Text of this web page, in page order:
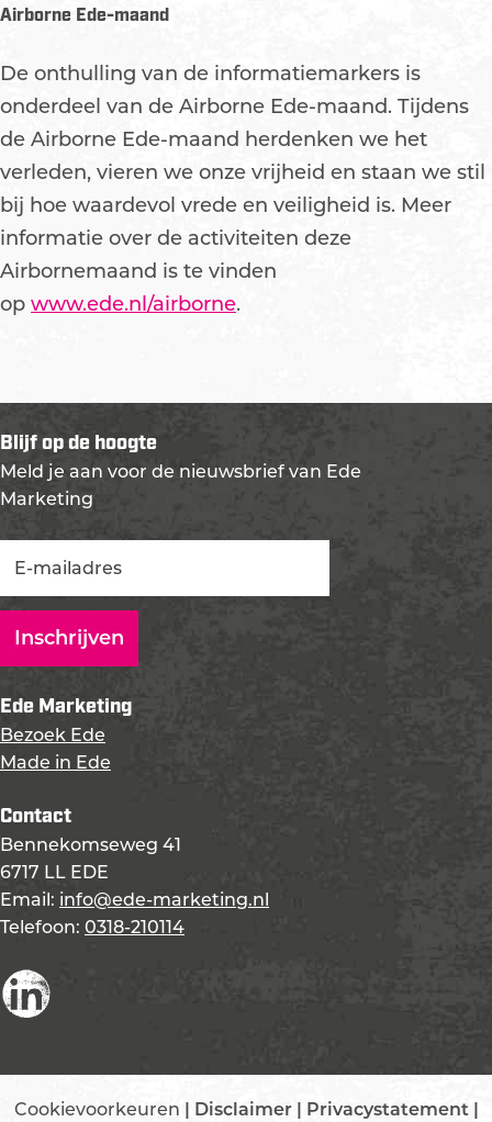
Airborne Ede-maand
De onthulling van de informatiemarkers is
onderdeel van de Airborne Ede-maand. Tijdens
de Airborne Ede-maand herdenken we het
verleden, vieren we onze vrijheid en staan we stil
bij hoe waardevol vrede en veiligheid is. Meer
informatie over de activiteiten deze
Airbornemaand is te vinden
op www.ede.nl/airborne.
Blijf op de hoogte
Meld je aan voor de nieuwsbrief van Ede
Marketing
Ede Marketing
Bezoek Ede
Made in Ede
Contact
Bennekomseweg 41
6717 LL EDE
Email: info@ede-marketing.nl
Telefoon: 0318-210114
L
e
Cookievoorkeuren | Disclaimer | Privacystatement |